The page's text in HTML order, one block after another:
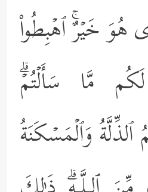
هُوَ خَیۡرٌۚ ٱهۡبِطُواْ
مَّا سَأَلۡتُمۡۗ
وَٱلۡمَسۡكَنَةُ